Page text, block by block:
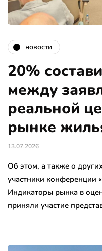
новости
20%
между
реальной
рынке
13.07.2026
Об этом, а также о
участники конференции
Индикаторы рынка в
приняли участие